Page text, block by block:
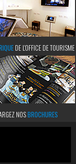
DE L'OFFICE DE TOURISME
NOSBROCHURES